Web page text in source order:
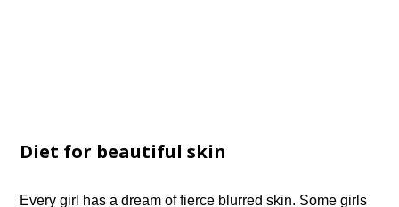
Diet for beautiful skin
Every girl has a dream of fierce blurred skin. Some girls